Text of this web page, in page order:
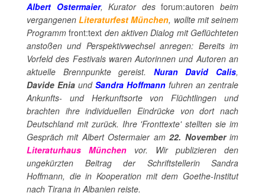
Albert Ostermaier, Kurator desforum:autoren beim
vergangenenLiteraturfest München, wollte mit seinem
Programmfront:text den aktiven Dialog mit Geflüchteten
anstoßen und Perspektivwechsel anregen: Bereits im
Vorfeld des Festivals waren Autorinnen und Autoren an
aktuelle Brennpunkte gereist. Nuran David Calis,
Davide Enia und Sandra Hoffmann fuhren an zentrale
Ankunfts- und Herkunftsorte von Flüchtlingen und
brachten ihre individuellen Eindrücke von dort nach
Deutschland mit zurück. Ihre 'Fronttexte' stellten sie im
Gespräch mit Albert Ostermaier am22. Novemberim
Literaturhaus München vor. Wir publizieren den
ungekürzten Beitrag der Schriftstellerin Sandra
Hoffmann, die in Kooperation mit dem Goethe-Institut
nach Tirana in Albanien reiste.